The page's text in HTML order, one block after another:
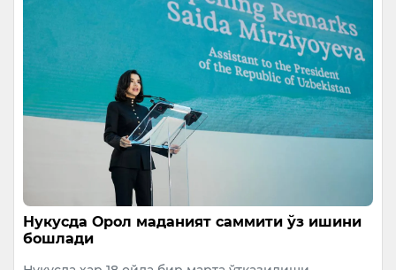
Нукусда Орол маданият саммити ўз ишини
бошлади